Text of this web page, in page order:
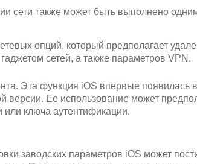
сети также может быть выполнено
опций, который предполагает
сетей, а также параметров VPN.
Эта функция iOS впервые появилась
версии. Ее использование может
или ключа аутентификации.
заводских параметров iOS может